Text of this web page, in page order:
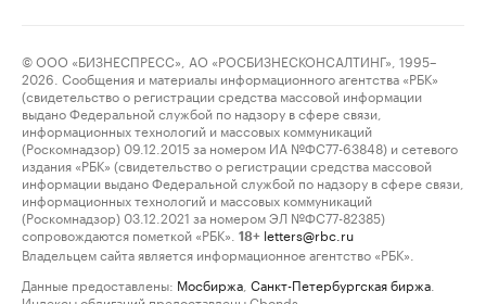
© ООО «БИЗНЕСПРЕСС», АО «РОСБИЗНЕСКОНСАЛТИНГ», 1995–
2026. Сообщения и материалы информационного агентства «РБК»
(свидетельство о регистрации средства массовой информации
выдано Федеральной службой по надзору в сфере связи,
информационных технологий и массовых коммуникаций
(Роскомнадзор) 09.12.2015 за номером ИА №ФС77-63848) и сетевого
издания «РБК» (свидетельство о регистрации средства массовой
информации выдано Федеральной службой по надзору в сфере связи,
информационных технологий и массовых коммуникаций
(Роскомнадзор) 03.12.2021 за номером ЭЛ №ФС77-82385)
сопровождаются пометкой «РБК».
18+ letters@rbc.ru
Владельцем сайта является информационное агентство «РБК».
Данные предоставлены: Мосбиржа Санкт-Петербургская биржа